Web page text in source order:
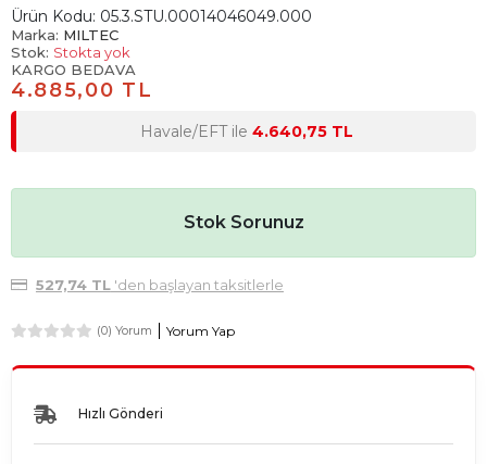
Ürün Kodu: 05.3.STU.00014046049.000
Marka: MILTEC
Stok: Stokta yok
KARGO BEDAVA
4.885,00 TL
Havale/EFT ile 4.640,75 TL
Stok Sorunuz
527,74 TL'den başlayan taksitlerle
(0) Yorum Yorum Yap
Hızlı Gönderi